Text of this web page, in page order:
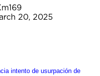
20, 2025
intento de usurpación de